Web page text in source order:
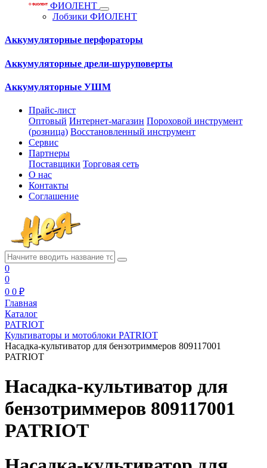
ФИОЛЕНТ
Лобзики ФИОЛЕНТ
Аккумуляторные перфораторы
Аккумуляторные дрели-шуруповерты
Аккумуляторные УШМ
Прайс-лист
Оптовый Интернет-магазин Пороховой инструмент
(розница) Восстановленный инструмент
Сервис
Партнеры
Поставщики Торговая сеть
О нас
Контакты
Соглашение
0
0
0 0 ₽
Главная
Каталог
PATRIOT
Культиваторы и мотоблоки PATRIOT
Насадка-культиватор для бензотриммеров 809117001
PATRIOT
Насадка-культиватор для
бензотриммеров 809117001
PATRIOT